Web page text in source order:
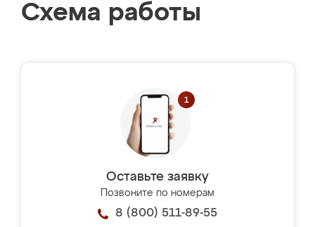
Схема работы
Оставьте заявку
Позвоните по номерам
8 (800) 511-89-55